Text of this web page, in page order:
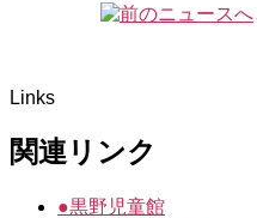
Links
関連リンク
●黒野児童館